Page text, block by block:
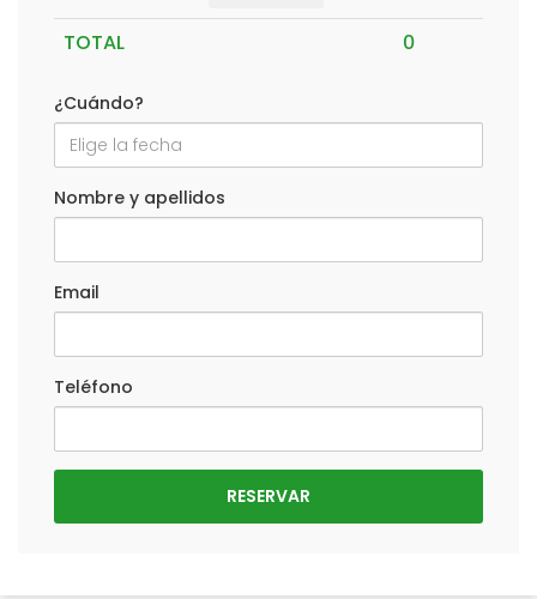
TOTAL
¿Cuándo?
Nombre y apellidos
Email
Teléfono